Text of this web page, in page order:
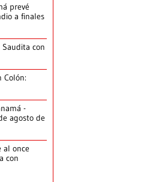
prevé
a finales
con
Colón:
-
agosto de
al once
con